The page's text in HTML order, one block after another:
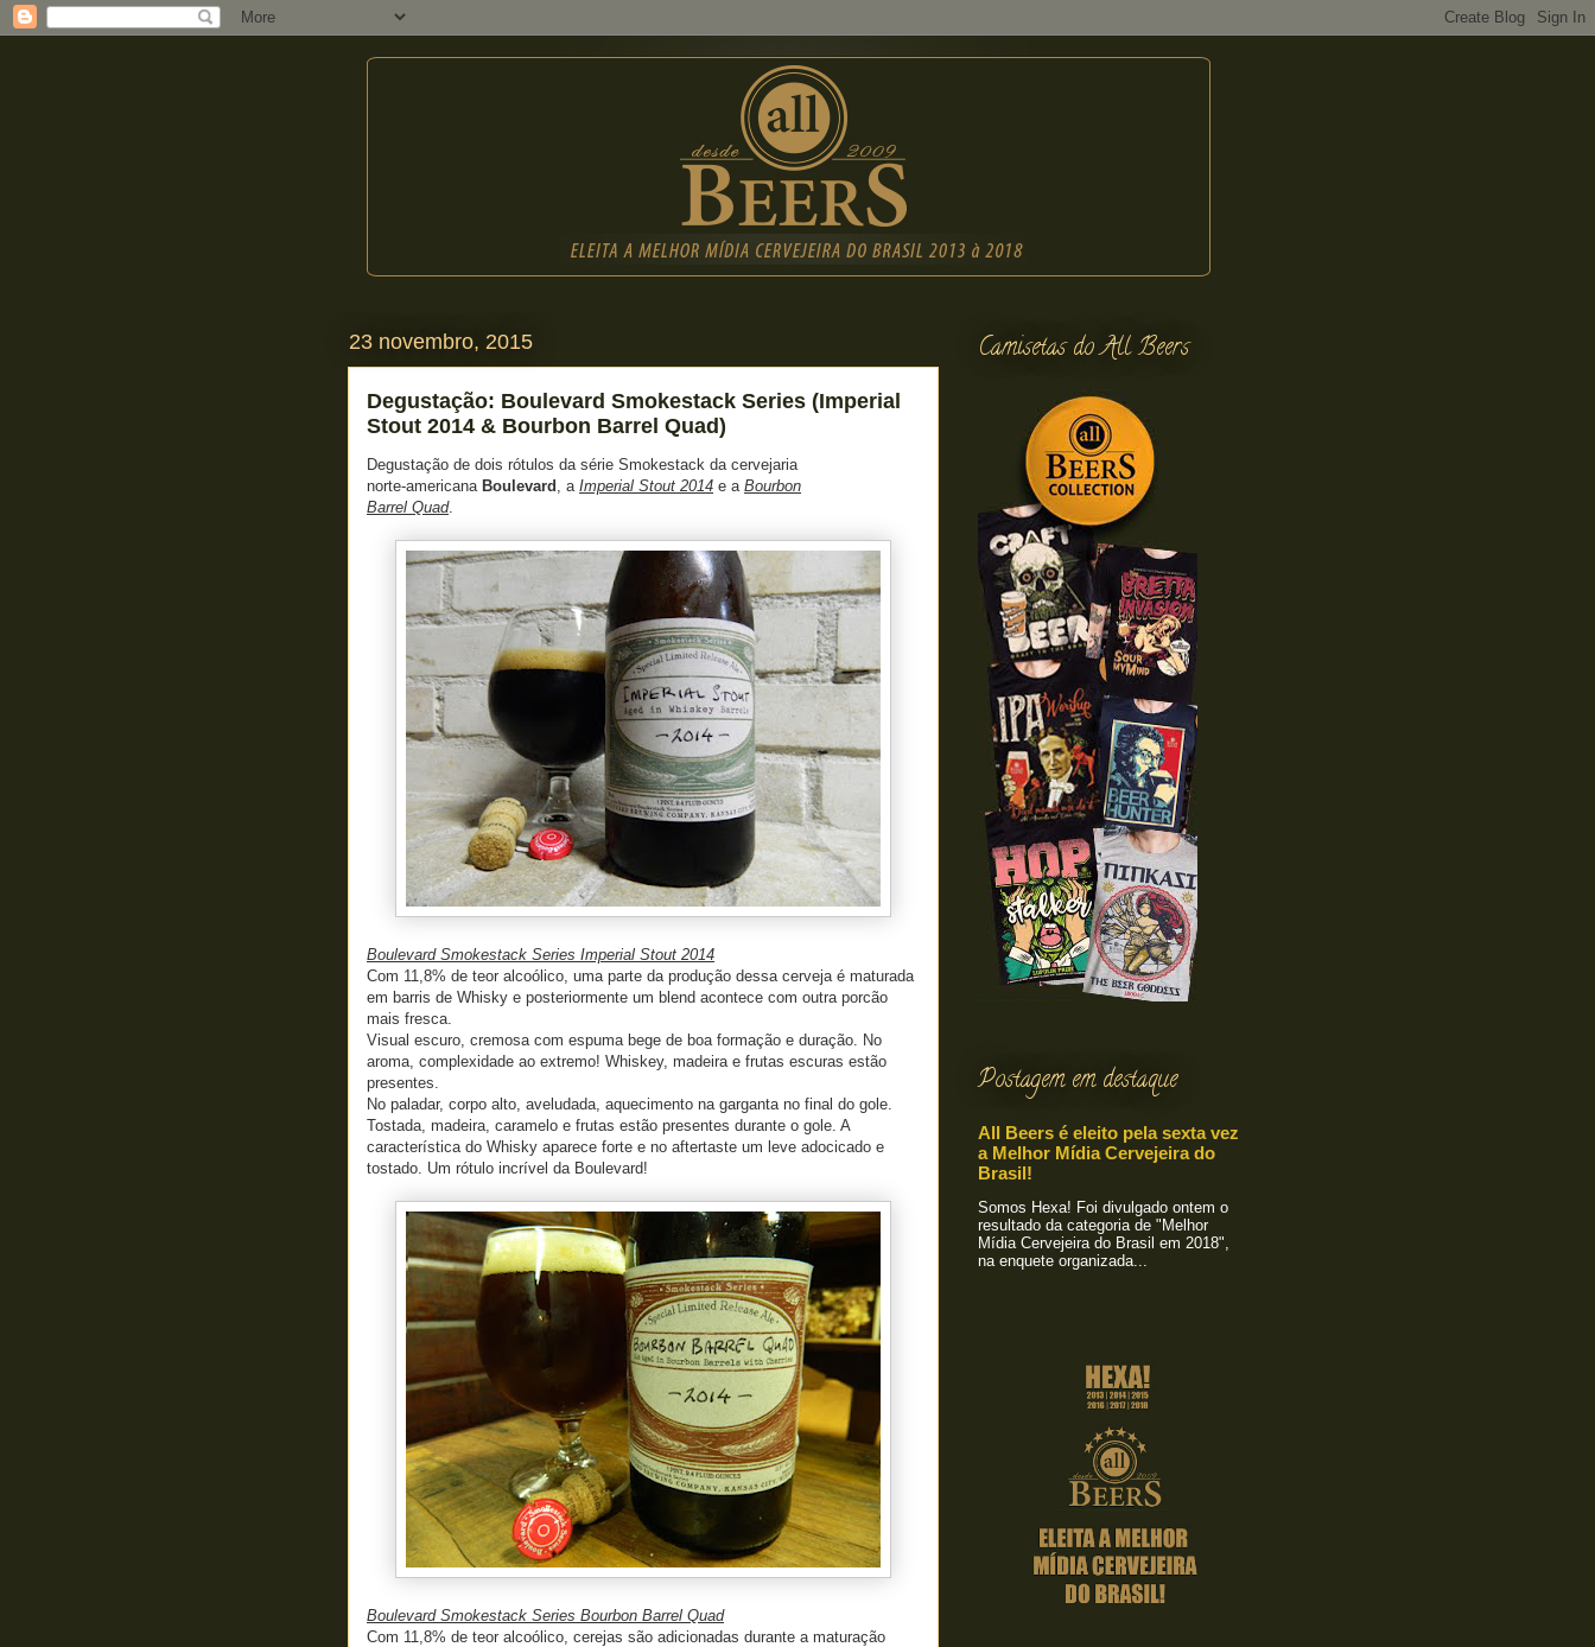
23 novembro, 2015
Degustação: Boulevard Smokestack Series (Imperial
Stout 2014 & Bourbon Barrel Quad)
Degustação de dois rótulos da série Smokestack da cervejaria
norte-americana Boulevard , a Imperial Stout 2014 e a Bourbon
Barrel Quad.
Boulevard Smokestack Series Imperial Stout 2014
Com 11,8% de teor alcoólico, uma parte da produção dessa cerveja é maturada
em barris de Whisky e posteriormente um blend acontece com outra porcão
mais fresca.
Visual escuro, cremosa com espuma bege de boa formação e duração. No
aroma, complexidade ao extremo! Whiskey, madeira e frutas escuras estão
presentes.
No paladar, corpo alto, aveludada, aquecimento na garganta no final do gole.
Tostada, madeira, caramelo e frutas estão presentes durante o gole. A
característica do Whisky aparece forte e no aftertaste um leve adocicado e
tostado. Um rótulo incrível da Boulevard!
Boulevard Smokestack Series Bourbon Barrel Quad
Com 11,8% de teor alcoólico, cerejas são adicionadas durante a maturação
Camisetas do All Beers
Postagem em destaque
All Beers é eleito pela sexta vez
a Melhor Mídia Cervejeira do
Brasil!
Somos Hexa! Foi divulgado ontem o
resultado da categoria de "Melhor
Mídia Cervejeira do Brasil em 2018",
na enquete organizada...